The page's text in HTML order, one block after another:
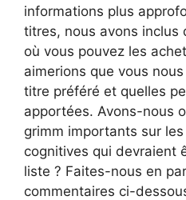
informations plus
titres, nous avons inclus
où vous pouvez les
aimerions que vous
titre préféré et quelles
apportées. Avons-nous
grimm importants sur
cognitives qui devraient
liste ? Faites-nous en
commentaires ci-